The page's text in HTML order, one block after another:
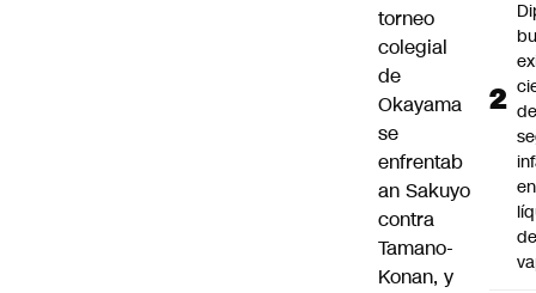
torneo
colegial
de
Okayama
se
enfrentab
an Sakuyo
contra
Tamano-
Konan, y
de
en
de